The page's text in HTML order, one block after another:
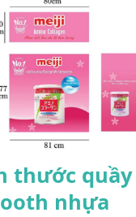
thước quầy
nhựa